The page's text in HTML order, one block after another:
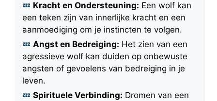
Kracht en Ondersteuning: Een wolf kan
een teken zijn van innerlijke kracht en een
aanmoediging om je instincten te volgen.
Angst en Bedreiging: Het zien van een
agressieve wolf kan duiden op onbewuste
angsten of gevoelens van bedreiging in je
leven.
Spirituele Verbinding: Dromen van een